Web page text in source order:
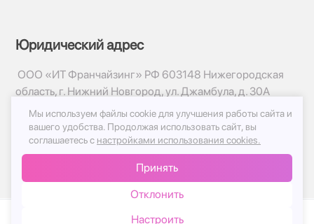
Юридический адрес
ООО «ИТ Франчайзинг» РФ 603148 Нижегородская
область, г. Нижний Новгород, ул. Джамбула, д. 30А
© 2017-2026г, База Цветов 24.ру
Политика конфиденциальности
Публичная оферта
Мы используем файлы cookie для улучшения работы сайта и
вашего удобства. Продолжая использовать сайт, вы
соглашаетесь с настройками использования cookies.
Принять
Отклонить
Настроить